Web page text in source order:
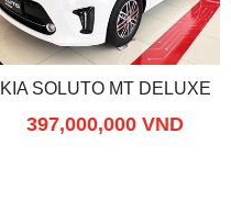
KIA SOLUTO MT DELUXE
397,000,000 VND